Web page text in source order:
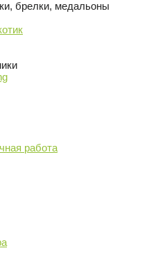
брелки, медальоны
работа